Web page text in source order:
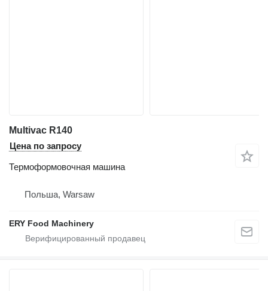
Multivac R140
Цена по запросу
Термоформовочная машина
Польша, Warsaw
ERY Food Machinery